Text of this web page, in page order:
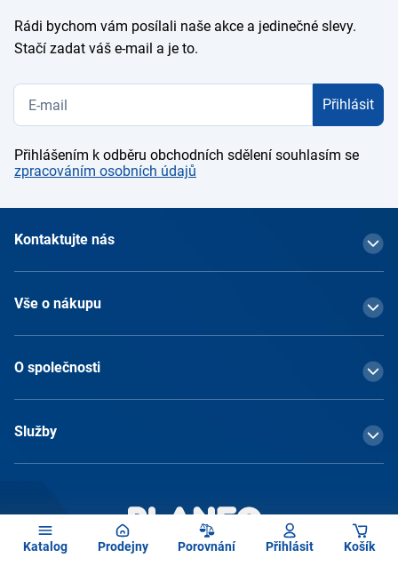
Katalog Prodejny Porovnání Přihlásit Košík
Rádi bychom vám posílali naše akce a jedinečné slevy.
Stačí zadat váš e-mail a je to.
Přihlásit
Přihlášením k odběru obchodních sdělení souhlasím se
zpracováním osobních údajů
Kontaktujte nás
Vše o nákupu
O společnosti
Služby